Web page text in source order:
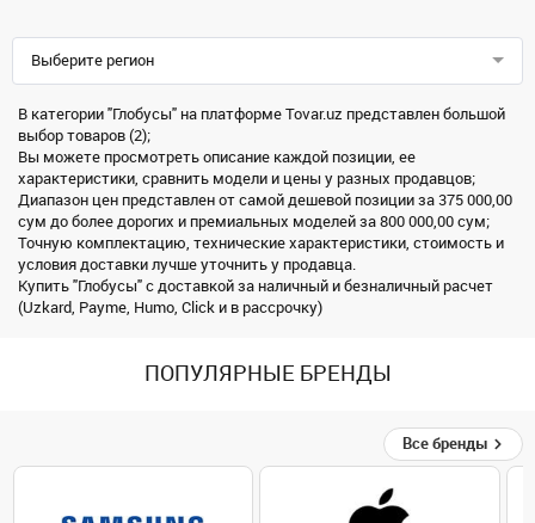
Выберите регион
В категории "Глобусы" на платформе Tovar.uz представлен большой
выбор товаров (2);
Вы можете просмотреть описание каждой позиции, ее
характеристики, сравнить модели и цены у разных продавцов;
Диапазон цен представлен от самой дешевой позиции за 375 000,00
сум до более дорогих и премиальных моделей за 800 000,00 сум;
Точную комплектацию, технические характеристики, стоимость и
условия доставки лучше уточнить у продавца.
Купить "Глобусы" с доставкой за наличный и безналичный расчет
(Uzkard, Payme, Humo, Click и в рассрочку)
ПОПУЛЯРНЫЕ БРЕНДЫ
Все бренды